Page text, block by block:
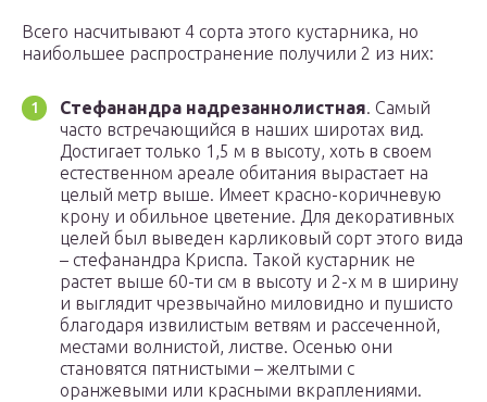
Всего насчитывают 4 сорта этого кустарника, но
наибольшее распространение получили 2 из них:
Стефанандра надрезаннолистная. Самый
часто встречающийся в наших широтах вид.
Достигает только 1,5 м в высоту, хоть в своем
естественном ареале обитания вырастает на
целый метр выше. Имеет красно-коричневую
крону и обильное цветение. Для декоративных
целей был выведен карликовый сорт этого вида
– стефанандра Криспа. Такой кустарник не
растет выше 60-ти см в высоту и 2-х м в ширину
и выглядит чрезвычайно миловидно и пушисто
благодаря извилистым ветвям и рассеченной,
местами волнистой, листве. Осенью они
становятся пятнистыми – желтыми с
оранжевыми или красными вкраплениями.